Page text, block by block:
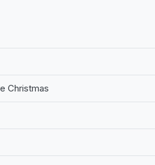
Christmas